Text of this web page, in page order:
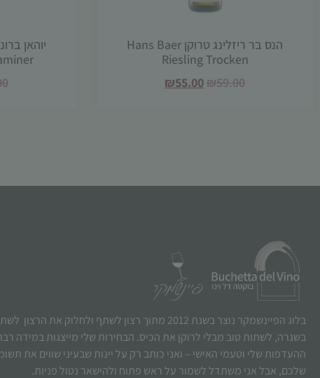
הנס בר ריזלינג טרוקן Hans Baer
Riesling Trocken
₪59.00
₪55.00
בלוג הפיינשמקר נוצר בשנת 2012 מתוך רצון לשתף ולחלוק את
בשגרה, לשתות טוב מבלי לרוקן את הכיס. הבחירות שלי מייצגות במידה
ההעדפות שלי וטעמי האישי – ואני כותב רק על יינות שבעיני שווים את
שלכם, אבל אני משתדל לשמור על ראש פתוח ולהישאר נטול פניות.